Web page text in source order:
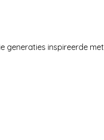
generaties inspireerde met